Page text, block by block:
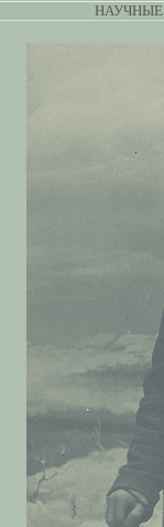
НАУЧНЫЕ